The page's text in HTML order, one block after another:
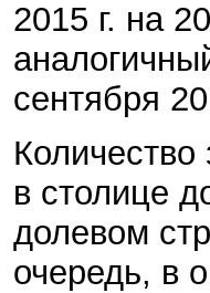
2015 г. на
сентября
Количество
в столице
долевом
очередь, в